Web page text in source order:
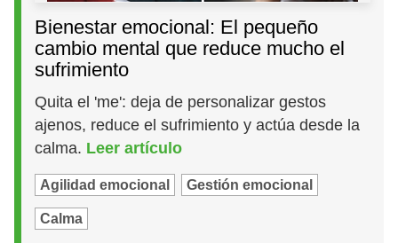
Bienestar emocional: El pequeño
cambio mental que reduce mucho el
sufrimiento
Quita el 'me': deja de personalizar gestos
ajenos, reduce el sufrimiento y actúa desde la
calma. Leer artículo
Agilidad emocional Gestión emocional
Calma